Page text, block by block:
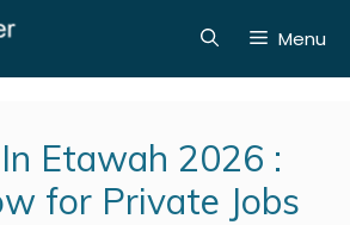
Menu
Etawah 2026 :
for Private Jobs